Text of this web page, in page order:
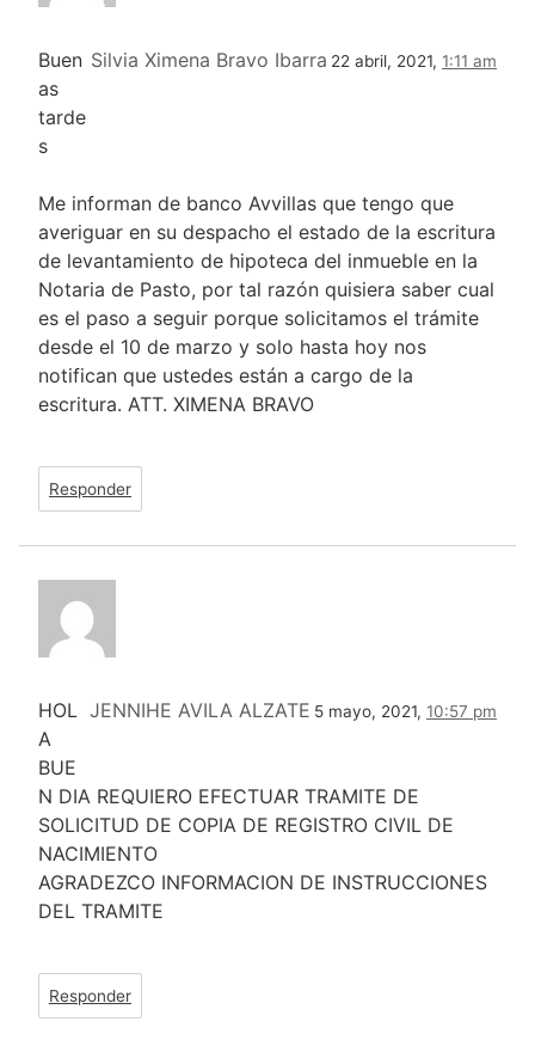
Silvia Ximena Bravo Ibarra 22 abril, 2021, 1:11 am
Buen
as
tarde
s
Me informan de banco Avvillas que tengo que
averiguar en su despacho el estado de la escritura
de levantamiento de hipoteca del inmueble en la
Notaria de Pasto, por tal razón quisiera saber cual
es el paso a seguir porque solicitamos el trámite
desde el 10 de marzo y solo hasta hoy nos
notifican que ustedes están a cargo de la
escritura. ATT. XIMENA BRAVO
Responder
JENNIHE AVILA ALZATE 5 mayo, 2021, 10:57 pm
HOL
A
BUE
N DIA REQUIERO EFECTUAR TRAMITE DE
SOLICITUD DE COPIA DE REGISTRO CIVIL DE
NACIMIENTO
AGRADEZCO INFORMACION DE INSTRUCCIONES
DEL TRAMITE
Responder